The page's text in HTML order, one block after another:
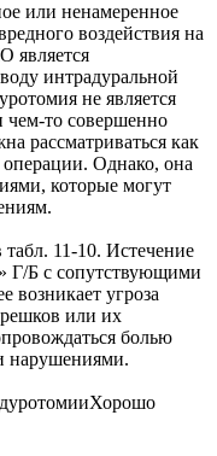
или ненамеренное
воздействия на
является
интрадуральной
не является
чем-то совершенно
рассматриваться как
операции. Однако, она
которые могут
11-10. Истечение
Г/Б с сопутствующими
возникает угроза
или их
болью
нарушениями.